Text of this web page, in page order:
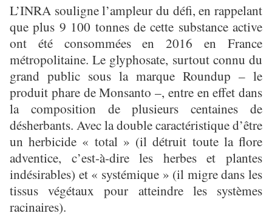
L’INRA souligne l’ampleur du défi, en rappelant
que plus 9 100 tonnes de cette substance active
ont été consommées en 2016 en France
métropolitaine. Le glyphosate, surtout connu du
grand public sous la marque Roundup – le
produit phare de Monsanto –, entre en effet dans
la composition de plusieurs centaines de
désherbants. Avec la double caractéristique d’être
un herbicide « total » (il détruit toute la flore
adventice, c’est-à-dire les herbes et plantes
indésirables) et « systémique » (il migre dans les
tissus végétaux pour atteindre les systèmes
racinaires).